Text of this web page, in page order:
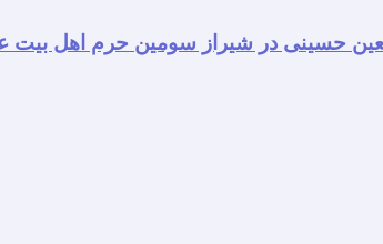
حسینی در شیراز سومین حرم اهل بیت